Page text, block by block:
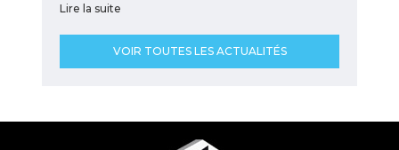
Lire la suite
VOIR TOUTES LES ACTUALITÉS